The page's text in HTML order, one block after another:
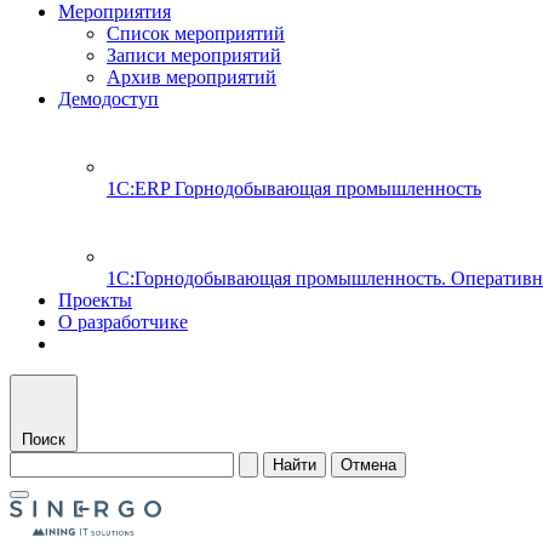
Мероприятия
Список мероприятий
Записи мероприятий
Архив мероприятий
Демодоступ
1С:ERP Горнодобывающая промышленность
1С:Горнодобывающая промышленность.
Проекты
О разработчике
Поиск
Найти
Отмена